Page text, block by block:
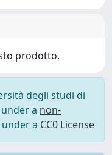
prodotto.
degli studi di
a non-
a CC0 License